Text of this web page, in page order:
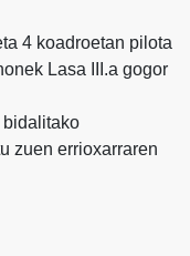
4 koadroetan pilota
Lasa III.a gogor
bidalitako
zuen errioxarraren